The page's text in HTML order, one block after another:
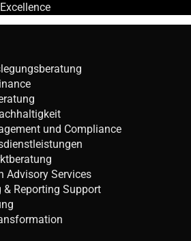
und Compliance
Advisory Services
Reporting Support